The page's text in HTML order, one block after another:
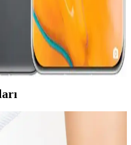
Piyasası: Teknik Özellikler
Gerekenler
yüksek talep görüyor. Teknik
gerekenler detaylı şekilde